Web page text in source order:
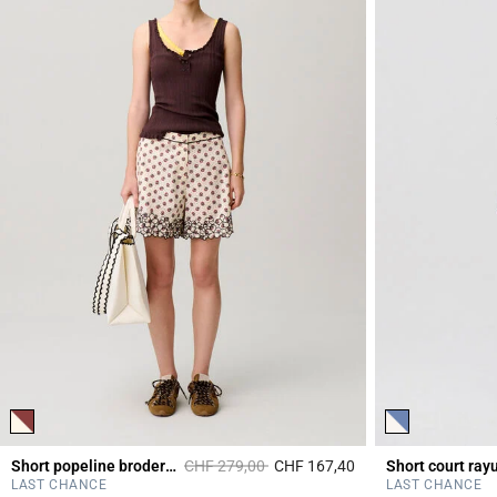
Short popeline broderie fleur Prix réduit à partir de
CHF 279,00àCHF 167,40 5 out of 5 Customer
LAST CHANCE
Short court
LAST CHANCE